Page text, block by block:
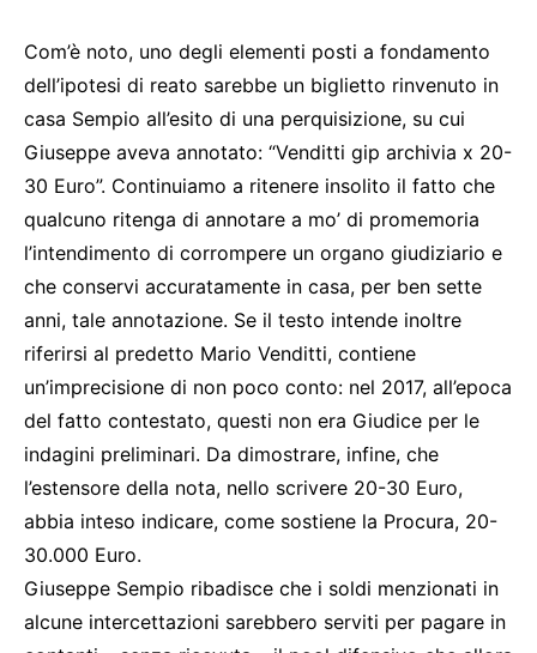
Com’è noto, uno degli elementi posti a fondamento
dell’ipotesi di reato sarebbe un biglietto rinvenuto in
casa Sempio all’esito di una perquisizione, su cui
Giuseppe aveva annotato: “Venditti gip archivia x 20-
30 Euro”. Continuiamo a ritenere insolito il fatto che
qualcuno ritenga di annotare a mo’ di promemoria
l’intendimento di corrompere un organo giudiziario e
che conservi accuratamente in casa, per ben sette
anni, tale annotazione. Se il testo intende inoltre
riferirsi al predetto Mario Venditti, contiene
un’imprecisione di non poco conto: nel 2017, all’epoca
del fatto contestato, questi non era Giudice per le
indagini preliminari. Da dimostrare, infine, che
l’estensore della nota, nello scrivere 20-30 Euro,
abbia inteso indicare, come sostiene la Procura, 20-
30.000 Euro.
Giuseppe Sempio ribadisce che i soldi menzionati in
alcune intercettazioni sarebbero serviti per pagare in